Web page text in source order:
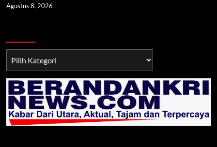
Agustus 8, 2026
TNI/POLRI